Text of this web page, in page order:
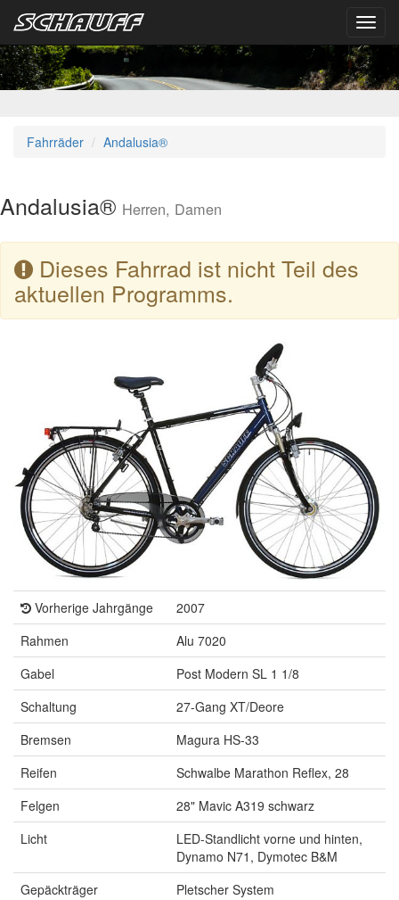
Fahrräder Andalusia®
Andalusia® Herren, Damen
Dieses Fahrrad ist nicht Teil des
aktuellen Programms.
Vorherige Jahrgänge
2007
Rahmen
Alu 7020
Gabel
Post Modern SL 1 1/8
Schaltung
27-Gang XT/Deore
Bremsen
Magura HS-33
Reifen
Schwalbe Marathon Reflex, 28
Felgen
28" Mavic A319 schwarz
Licht
LED-Standlicht vorne und hinten,
Dynamo N71, Dymotec B&M
Gepäckträger
Pletscher System